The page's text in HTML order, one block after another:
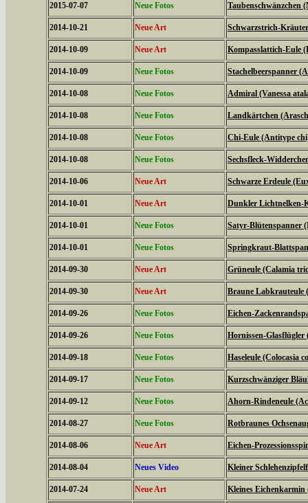
2015-07-07 Neue Fotos Taubenschwänzchen
2014-10-21 Neue Art Schwarzstrich-
2014-10-09 Neue Art Kompasslattich-Eule
2014-10-09 Neue Fotos Stachelbeerspanner
2014-10-08 Neue Fotos Admiral (Vanessa
2014-10-08 Neue Fotos Landkärtchen
2014-10-08 Neue Fotos Chi-Eule (Antitype
2014-10-08 Neue Fotos Sechsfleck-
2014-10-06 Neue Art Schwarze Erdeule
2014-10-01 Neue Art Dunkler Lichtnelken-
2014-10-01 Neue Fotos Satyr-Blütenspanner
2014-10-01 Neue Fotos Springkraut-
2014-09-30 Neue Art Grüneule (Calamia
2014-09-30 Neue Art Braune Labkrauteule
2014-09-26 Neue Fotos Eichen-
2014-09-26 Neue Fotos Hornissen-Glasflügler
2014-09-18 Neue Fotos Haseleule (Colocasia
2014-09-17 Neue Fotos Kurzschwänziger
2014-09-12 Neue Fotos Ahorn-Rindeneule
2014-08-27 Neue Fotos Rotbraunes
2014-08-06 Neue Art Eichen-
2014-08-04 Neues Video Kleiner
2014-07-24 Neue Art Kleines Eichenkarmin